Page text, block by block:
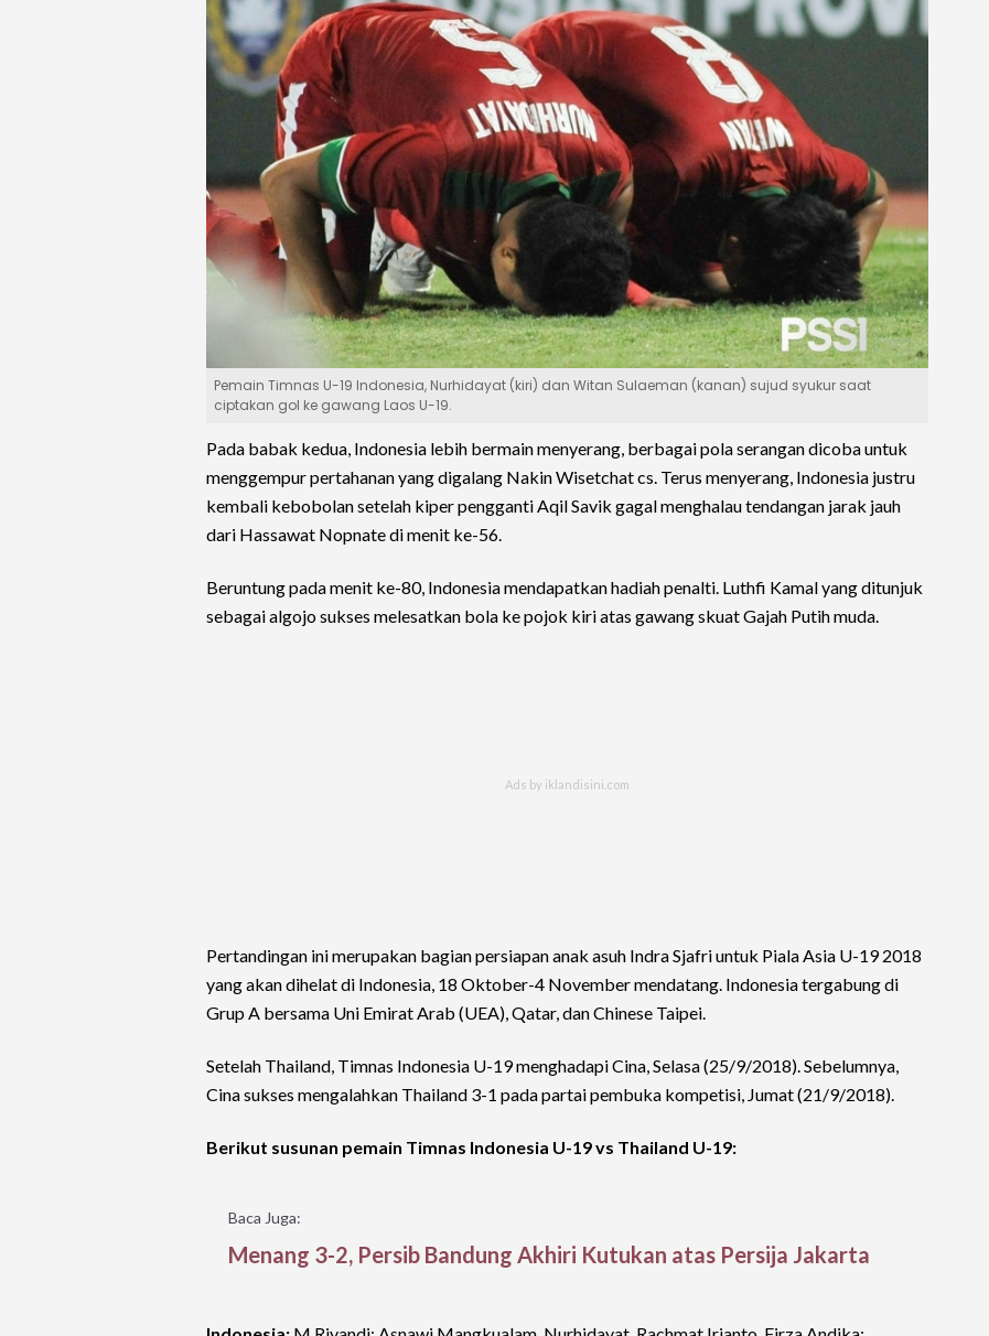
Pemain Timnas U-19 Indonesia, Nurhidayat (kiri) dan Witan Sulaeman (kanan) sujud syukur saat
ciptakan gol ke gawang Laos U-19.
Pada babak kedua, Indonesia lebih bermain menyerang, berbagai pola serangan dicoba untuk
menggempur pertahanan yang digalang Nakin Wisetchat cs. Terus menyerang, Indonesia justru
kembali kebobolan setelah kiper pengganti Aqil Savik gagal menghalau tendangan jarak jauh
dari Hassawat Nopnate di menit ke-56.
Beruntung pada menit ke-80, Indonesia mendapatkan hadiah penalti. Luthfi Kamal yang ditunjuk
sebagai algojo sukses melesatkan bola ke pojok kiri atas gawang skuat Gajah Putih muda.
Pertandingan ini merupakan bagian persiapan anak asuh Indra Sjafri untuk Piala Asia U-19 2018
yang akan dihelat di Indonesia, 18 Oktober-4 November mendatang. Indonesia tergabung di
Grup A bersama Uni Emirat Arab (UEA), Qatar, dan Chinese Taipei.
Setelah Thailand, Timnas Indonesia U-19 menghadapi Cina, Selasa (25/9/2018). Sebelumnya,
Cina sukses mengalahkan Thailand 3-1 pada partai pembuka kompetisi, Jumat (21/9/2018).
Berikut susunan pemain Timnas Indonesia U-19 vs Thailand U-19:
Baca Juga:
Menang 3-2, Persib Bandung Akhiri Kutukan atas Persija Jakarta